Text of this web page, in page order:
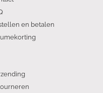
en betalen